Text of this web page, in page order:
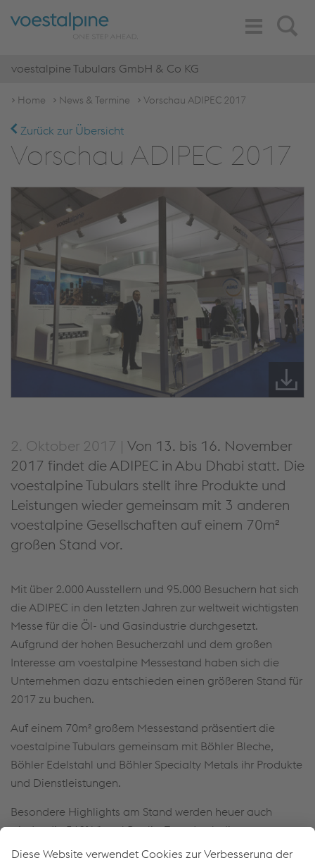
Search
Toggle
Navigation
voestalpine Tubulars GmbH & Co KG
Home News & Termine Vorschau ADIPEC 2017
Zurück zur Übersicht
Vorschau ADIPEC 2017
2. Oktober 2017 | Von 13. bis 16. November
2017 findet die ADIPEC in Abu Dhabi statt. Die
voestalpine Tubulars stellt ihre Produkte und
Leistungen wieder gemeinsam mit 3 anderen
voestalpine Gesellschaften auf einem 70m²
großen Stand vor.
Mit über 2.000 Ausstellern und 95.000 Besuchern hat sich
die ADIPEC in den letzten Jahren zur weltweit wichtigsten
Messe für die Öl- und Gasindustrie durchgesetzt.
Aufgrund der hohen Besucherzahl und dem großen
Interesse am voestalpine Messestand haben sich die
Unternehmen dazu entschieden einen größeren Stand für
2017 zu buchen.
Auf einem 70m² großem Messestand präsentiert die
voestalpine Tubulars gemeinsam mit Böhler Bleche,
Böhler Edelstahl und Böhler Specialty Metals ihr Produkte
und Dienstleistungen.
Besondere Highlights am Stand werden heuer auch
wieder die 360° Virtual Reality Tour durch die
Produktionsbetriebe für Öl & Gas Produkte, sowie der